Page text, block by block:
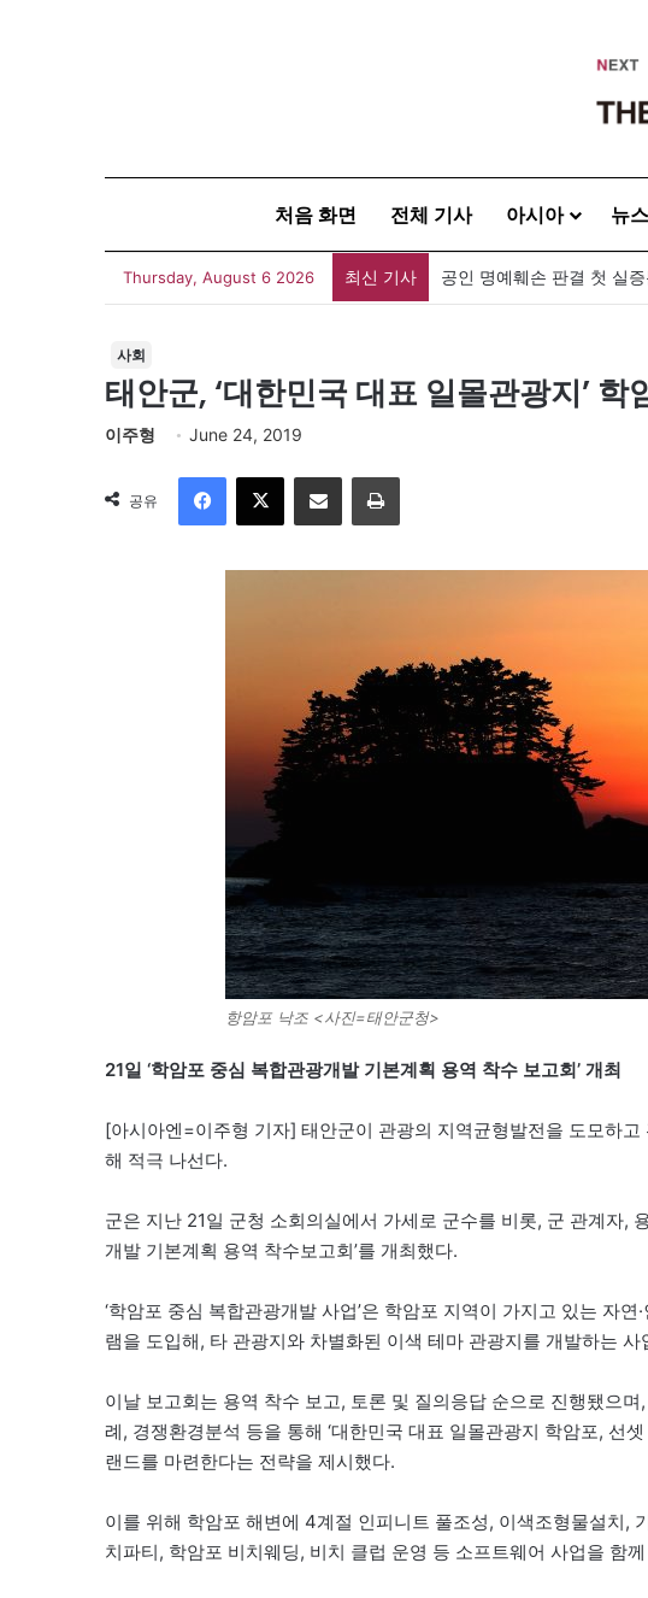
처음 화면 전체 기사 아시아 뉴스
Thursday, August 6 2026 최신 기사
사회
태안군, ‘대한민국 대표 일몰관광지’ 학
이주형 June 24, 2019
공유
이메일
항암포 낙조 <사진=태안군청>
21일 ‘학암포 중심 복합관광개발 기본계획 용역 착수 보고회’ 개최
[아시아엔=이주형 기자] 태안군이 관광의 지역균형발전을 도모하
해 적극 나선다.
군은 지난 21일 군청 소회의실에서 가세로 군수를 비롯, 군 관계자,
개발 기본계획 용역 착수보고회’를 개최했다.
‘학암포 중심 복합관광개발 사업’은 학암포 지역이 가지고 있는 자
램을 도입해, 타 관광지와 차별화된 이색 테마 관광지를 개발하는 사
이날 보고회는 용역 착수 보고, 토론 및 질의응답 순으로 진행됐으
례, 경쟁환경분석 등을 통해 ‘대한민국 대표 일몰관광지 학암포, 선
랜드를 마련한다는 전략을 제시했다.
이를 위해 학암포 해변에 4계절 인피니트 풀조성, 이색조형물설치,
치파티, 학암포 비치웨딩, 비치 클럽 운영 등 소프트웨어 사업을 함